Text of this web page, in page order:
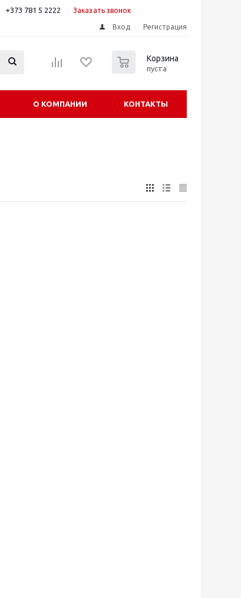
+373 781 5 2222 Заказать звонок
Вход Регистрация
Корзина
пуста
О КОМПАНИИ КОНТАКТЫ